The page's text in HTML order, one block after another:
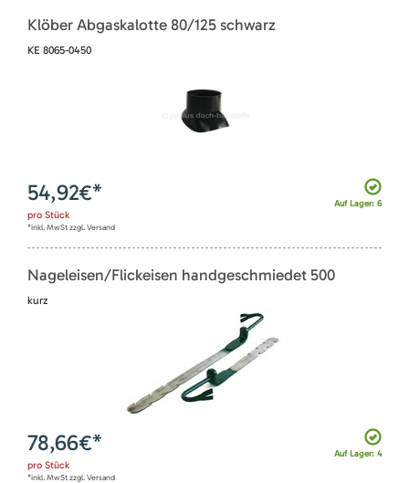
Klöber Abgaskalotte 80/125 schwarz
KE 8065-0450
Auf Lager: 6
54,92€*
pro Stück
*inkl. MwSt zzgl. Versand
Nageleisen/Flickeisen handgeschmiedet 500
kurz
Auf Lager: 4
78,66€*
pro Stück
*inkl. MwSt zzgl. Versand